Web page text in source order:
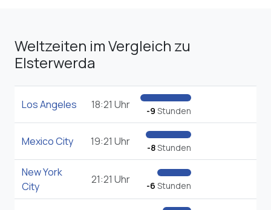
Weltzeiten im Vergleich zu
Elsterwerda
Los Angeles 18:21 Uhr -9 Stunden
Mexico City 19:21 Uhr -8Stunden
New York
City
21:21 Uhr -6 Stunden